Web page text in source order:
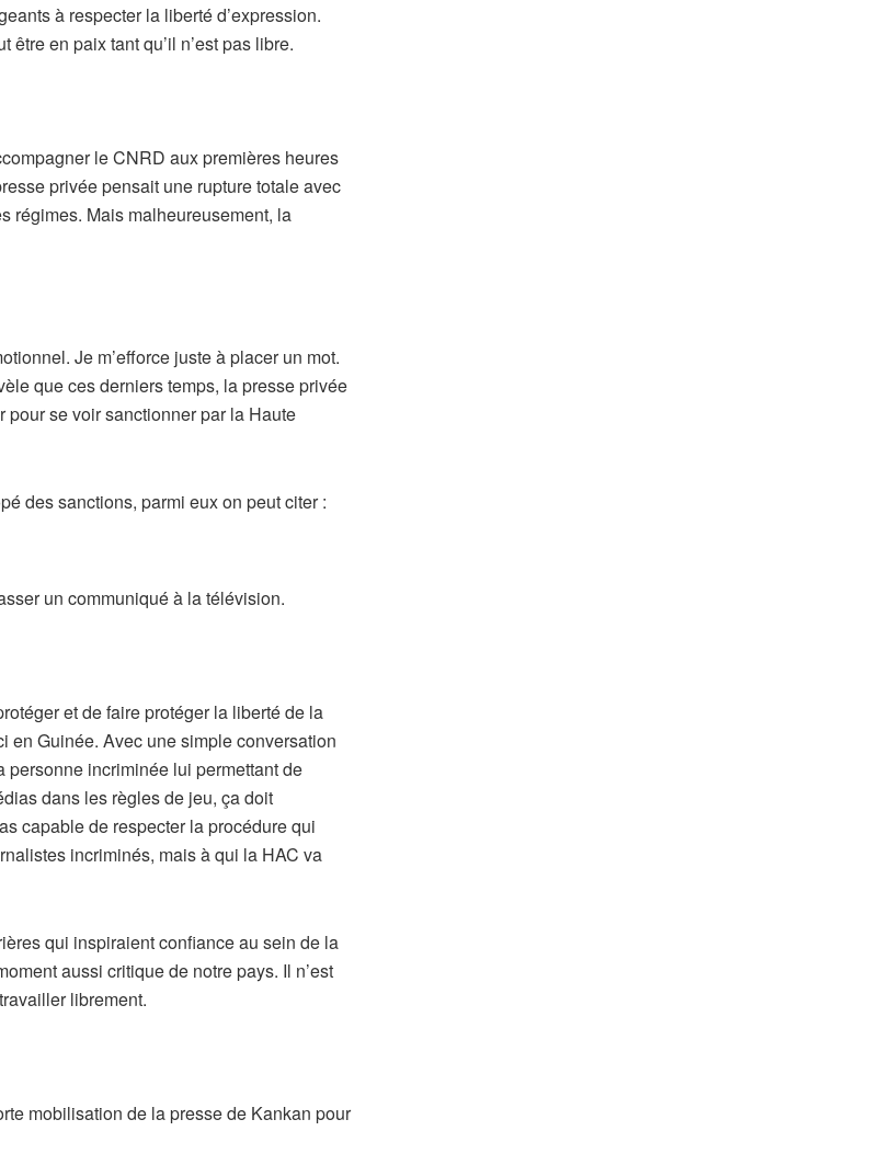
à respecter la liberté d’expression.
en paix tant qu’il n’est pas libre.
le CNRD aux premières heures
privée pensait une rupture totale avec
régimes. Mais malheureusement, la
Je m’efforce juste à placer un mot.
que ces derniers temps, la presse privée
se voir sanctionner par la Haute
des sanctions, parmi eux on peut citer :
un communiqué à la télévision.
et de faire protéger la liberté de la
en Guinée. Avec une simple conversation
incriminée lui permettant de
dans les règles de jeu, ça doit
capable de respecter la procédure qui
incriminés, mais à qui la HAC va
qui inspiraient confiance au sein de la
aussi critique de notre pays. Il n’est
librement.
mobilisation de la presse de Kankan pour